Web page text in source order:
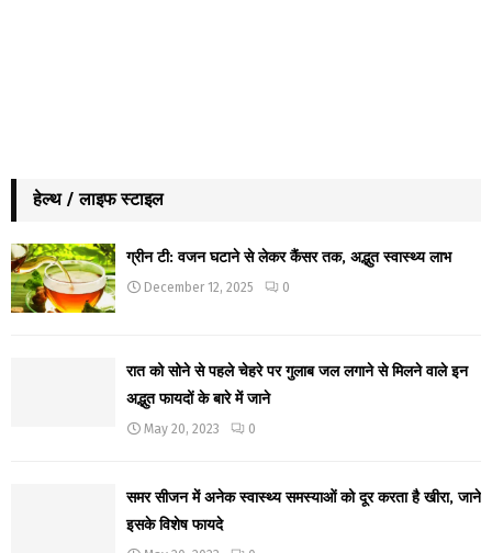
हेल्थ / लाइफ स्टाइल
ग्रीन टी: वजन घटाने से लेकर कैंसर तक, अद्भुत स्वास्थ्य लाभ
December 12, 2025 0
रात को सोने से पहले चेहरे पर गुलाब जल लगाने से मिलने वाले इन
अद्भुत फायदों के बारे में जाने
May 20, 2023 0
समर सीजन में अनेक स्वास्थ्य समस्याओं को दूर करता है खीरा, जाने
इसके विशेष फायदे